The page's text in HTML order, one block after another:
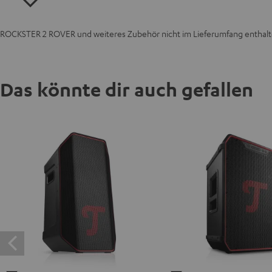
ROCKSTER 2 ROVER und weiteres Zubehör nicht im Lieferumfang
Das könnte dir auch gefallen